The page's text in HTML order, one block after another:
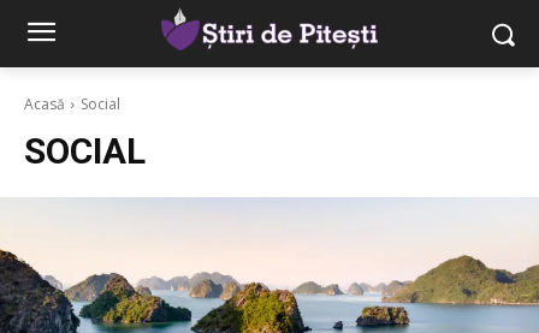
Acasă Social
SOCIAL